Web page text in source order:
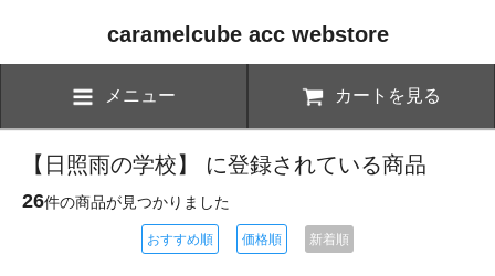
caramelcube acc webstore
メニュー カートを見る
【日照雨の学校】 に登録されている商品
26件の商品が見つかりました
おすすめ順 価格順 新着順